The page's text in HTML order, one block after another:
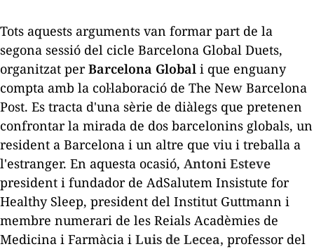
Tots aquests arguments van formar part de la
segona sessió del cicle Barcelona Global Duets,
organitzat perBarcelona Global i que enguany
compta amb la col·laboració de The New Barcelona
Post. Es tracta d'una sèrie de diàlegs que pretenen
confrontar la mirada de dos barcelonins globals, un
resident a Barcelona i un altre que viu i treballa a
l'estranger. En aquesta ocasió, Antoni Esteve
president i fundador de AdSalutem Insistute for
Healthy Sleep, president del Institut Guttmann i
membre numerari de les Reials Acadèmies de
Medicina i Farmàcia i Luis de Lecea, professor del